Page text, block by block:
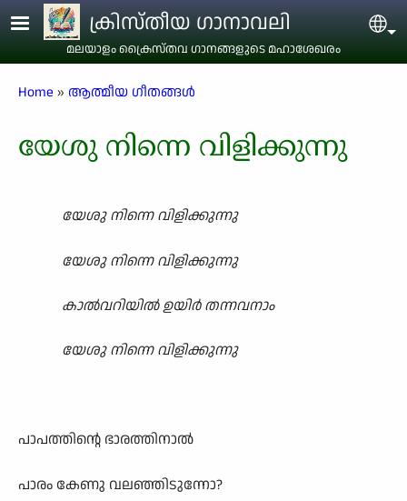
Skip to main contentക്രിസ്തീയ ഗാനാവലി
മലയാളം ക്രൈസ്തവ ഗാനങ്ങളുടെ മഹാശേഖരം
Breadcrumb
Home ആത്മീയ ഗീതങ്ങൾ
യേശു നിന്നെ വിളിക്കുന്നു
യേശു നിന്നെ വിളിക്കുന്നു
യേശു നിന്നെ വിളിക്കുന്നു
കാൽവറിയിൽ ഉയിർ തന്നവനാം
യേശു നിന്നെ വിളിക്കുന്നു
പാപത്തിന്റെ ഭാരത്തിനാൽ
പാരം കേണു വലഞ്ഞിടുന്നോ?